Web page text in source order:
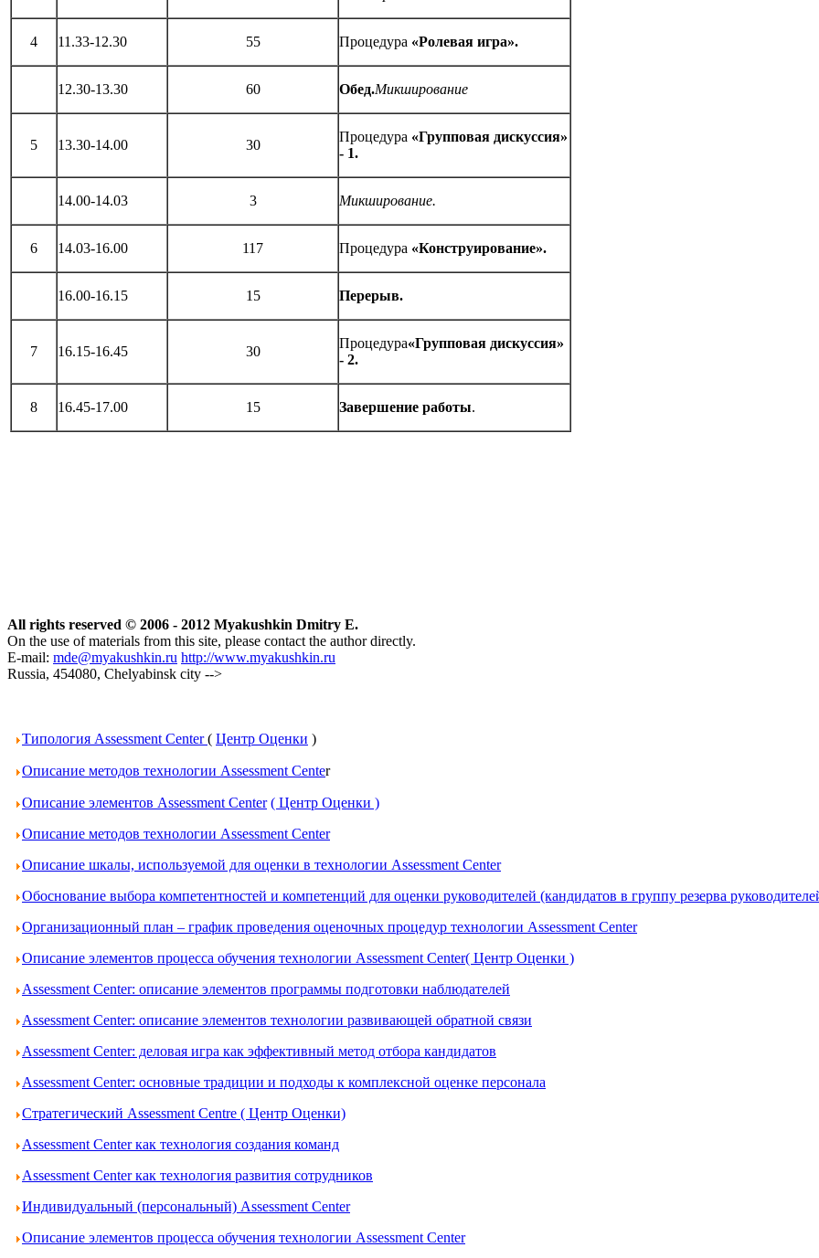
4 11.33-12.30 55 Процедура «Ролевая игра».
12.30-13.30 60 Обед.Микширование
5 13.30-14.00 30
Процедура «Групповая дискуссия»
- 1.
14.00-14.03 3 Микширование.
6 14.03-16.00 117 Процедура «Конструирование».
16.00-16.15 15 Перерыв.
7 16.15-16.45 30
Процедура«Групповая дискуссия»
- 2.
8 16.45-17.00 15 Завершение работы.
All rights reserved © 2006 - 2012 Myakushkin Dmitry E.
On the use of materials from this site, please contact the author directly.
E-mail: mde@myakushkin.ru http://www.myakushkin.ru
Russia, 454080, Chelyabinsk city -->
Типология Assessment Center( Центр Оценки )
Описание методов технологии Assessment Center
Описание элементов Assessment Center ( Центр Оценки )
Описание методов технологии Assessment Center
Описание шкалы, используемой для оценки в технологии Assessment Center
Обоснование выбора компетентностей и компетенций для оценки руководителей (кандидатов в группу резерва
Организационный план – график проведения оценочных процедур технологии Assessment Center
Описание элементов процесса обучения технологии Assessment Center( Центр Оценки )
Assessment Center: описание элементов программы подготовки наблюдателей
Assessment Center: описание элементов технологии развивающей обратной связи
Assessment Center: деловая игра как эффективный метод отбора кандидатов
Assessment Center: основные традиции и подходы к комплексной оценке персонала
Стратегический Assessment Centre ( Центр Оценки)
Assessment Center как технология создания команд
Assessment Center как технология развития сотрудников
Индивидуальный (персональный) Assessment Center
Описание элементов процесса обучения технологии Assessment Center